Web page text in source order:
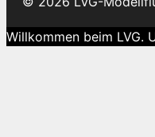
Willkommen beim LVG.